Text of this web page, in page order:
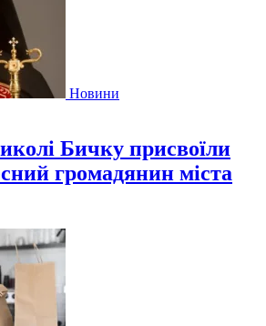
Новини
Бичку присвоїли
громадянин міста